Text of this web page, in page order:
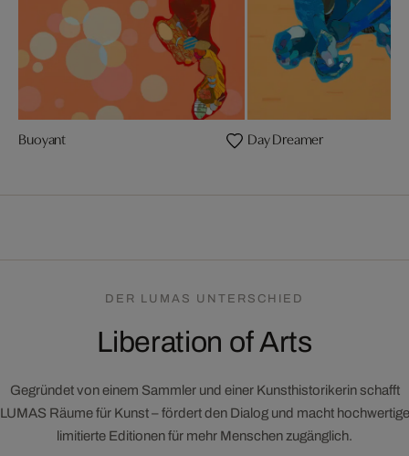
Buoyant Day Dreamer
DER LUMAS UNTERSCHIED
Liberation of Arts
Gegründet von einem Sammler und einer Kunsthistorikerin schafft
LUMAS Räume für Kunst – fördert den Dialog und macht hochwertige
limitierte Editionen für mehr Menschen zugänglich.